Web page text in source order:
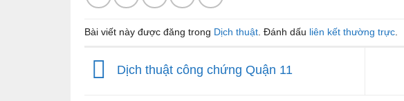
Bài viết này được đăng trong Dịch thuật. Đánh dấu liên kết thường trực.
Dịch thuật công chứng Quận 11